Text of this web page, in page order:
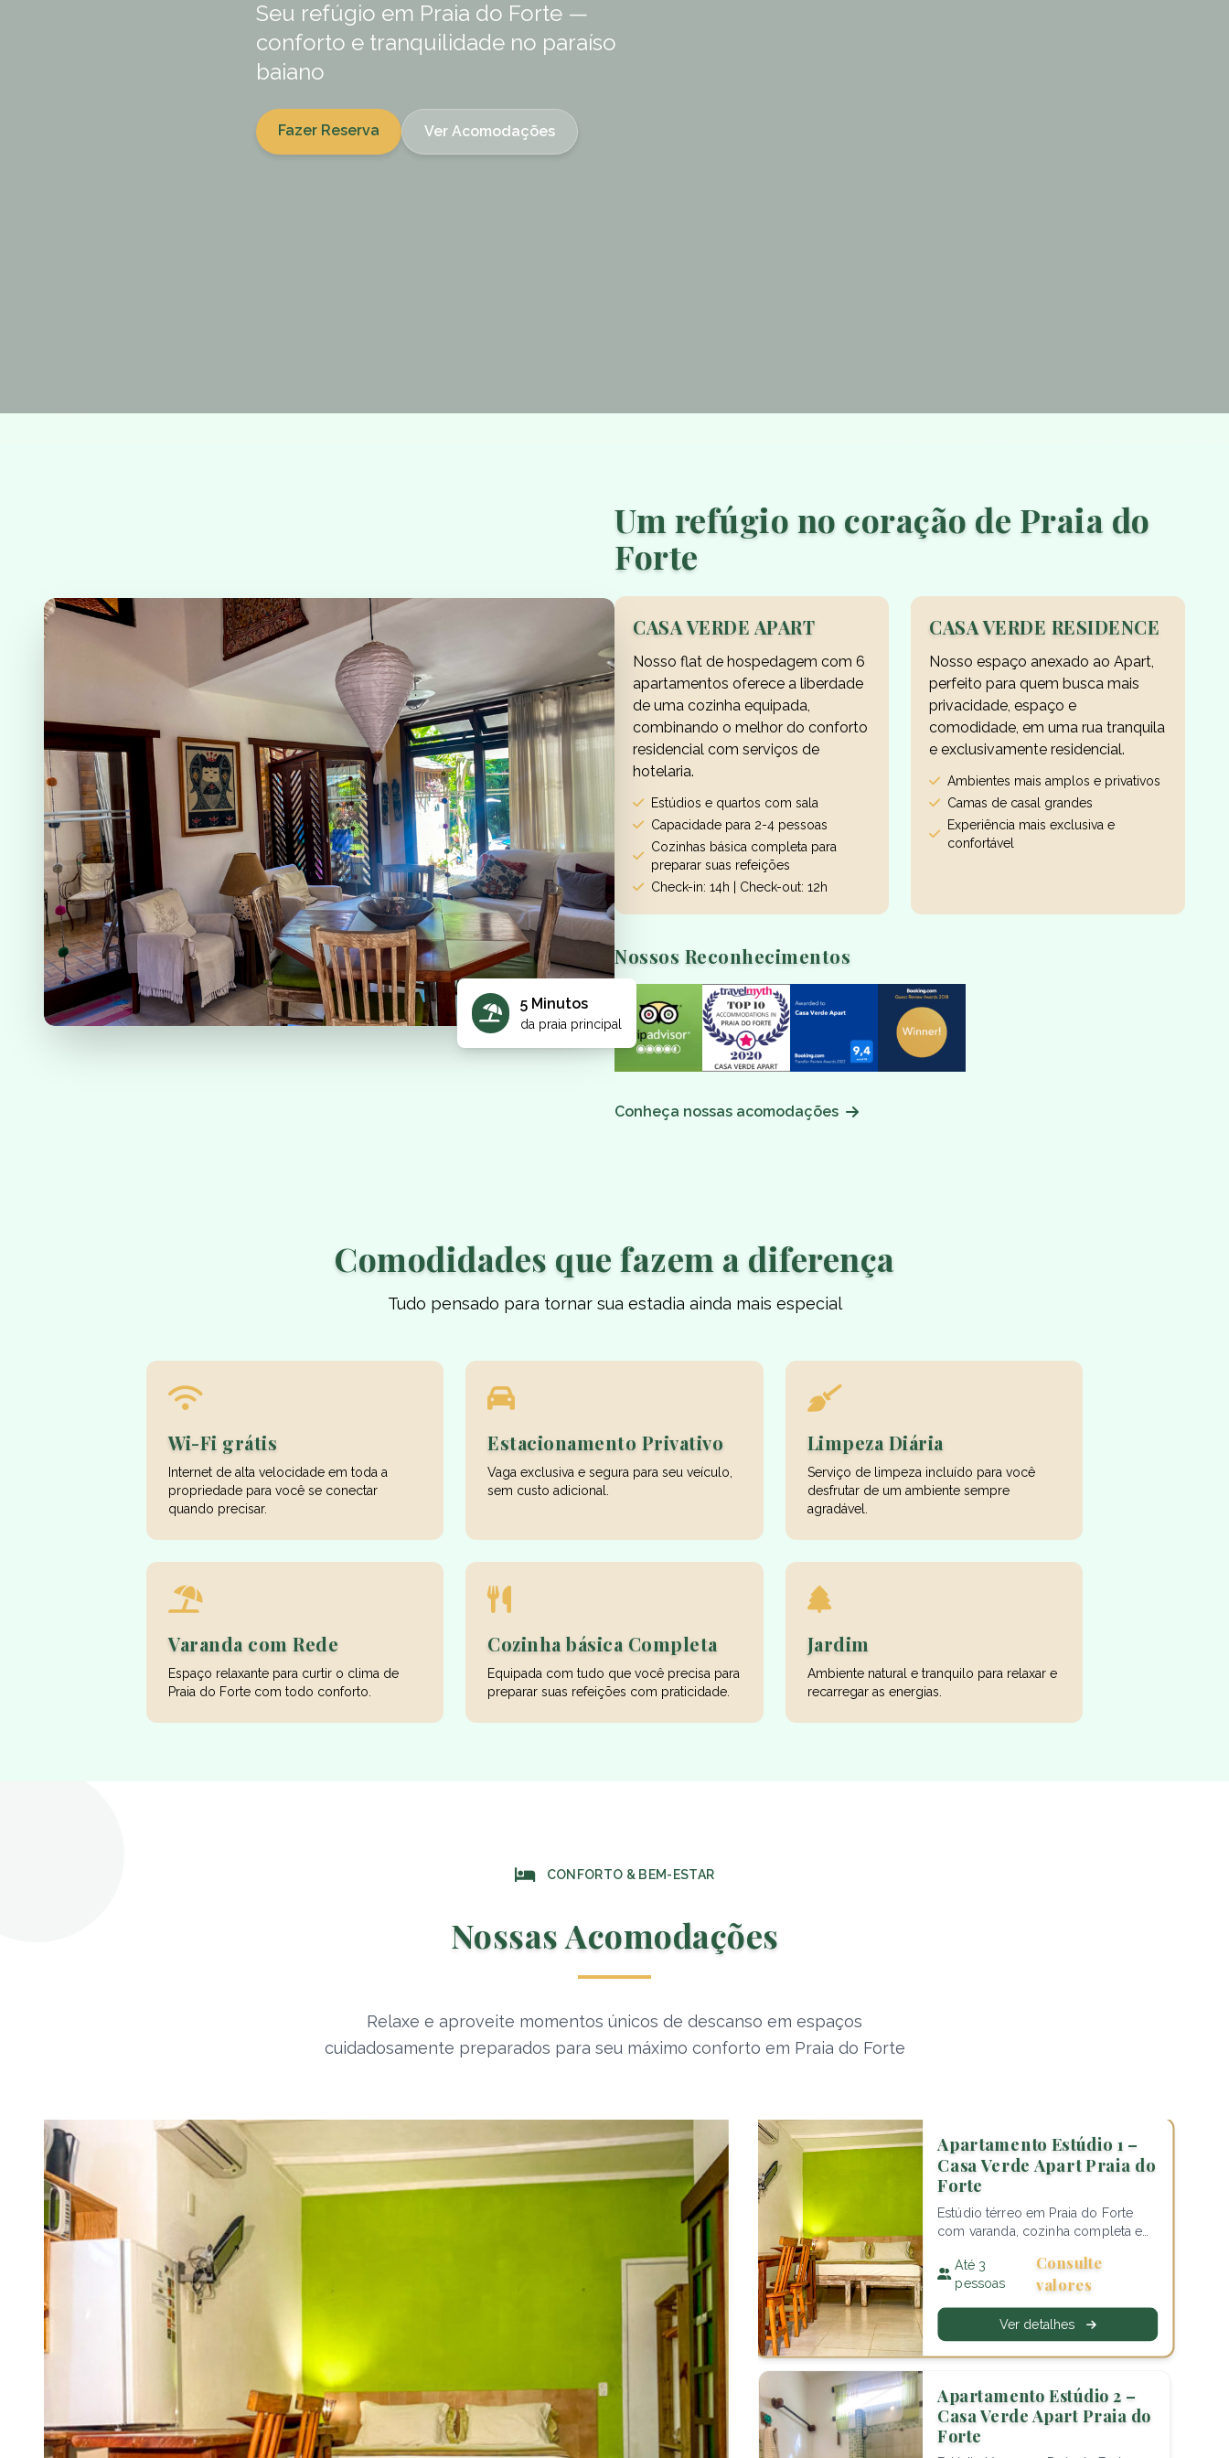
Seu refúgio em Praia do Forte —
conforto e tranquilidade no paraíso
baiano
Fazer Reserva Ver Acomodações
5 Minutos
da praia principal
Um refúgio no coração de Praia do
Forte
CASA VERDE APART
Nosso flat de hospedagem com 6
apartamentos oferece a liberdade
de uma cozinha equipada,
combinando o melhor do conforto
residencial com serviços de
hotelaria.
Estúdios e quartos com sala
Capacidade para 2-4 pessoas
Cozinhas básica completa para
preparar suas refeições
Check-in: 14h | Check-out: 12h
CASA VERDE RESIDENCE
Nosso espaço anexado ao Apart,
perfeito para quem busca mais
privacidade, espaço e
comodidade, em uma rua tranquila
e exclusivamente residencial.
Ambientes mais amplos e privativos
Camas de casal grandes
Experiência mais exclusiva e
confortável
Nossos Reconhecimentos
Conheça nossas acomodações
Comodidades que fazem a diferença
Tudo pensado para tornar sua estadia ainda mais especial
Wi-Fi grátis
Internet de alta velocidade em toda a
propriedade para você se conectar
quando precisar.
Estacionamento Privativo
Vaga exclusiva e segura para seu veículo,
sem custo adicional.
Limpeza Diária
Serviço de limpeza incluído para você
desfrutar de um ambiente sempre
agradável.
Varanda com Rede
Espaço relaxante para curtir o clima de
Praia do Forte com todo conforto.
Cozinha básica Completa
Equipada com tudo que você precisa para
preparar suas refeições com praticidade.
Jardim
Ambiente natural e tranquilo para relaxar e
recarregar as energias.
CONFORTO & BEM-ESTAR
Nossas Acomodações
Relaxe e aproveite momentos únicos de descanso em espaços
cuidadosamente preparados para seu máximo conforto em Praia do Forte
Apartamento Estúdio 1 –
Casa Verde Apart Praia do
Forte
Estúdio térreo em Praia do Forte
com varanda, cozinha completa e
grátis e estacionamento incluído.
Até 3
pessoas
Consulte
valores
Ver detalhes
Apartamento Estúdio 2 –
Casa Verde Apart Praia do
Forte